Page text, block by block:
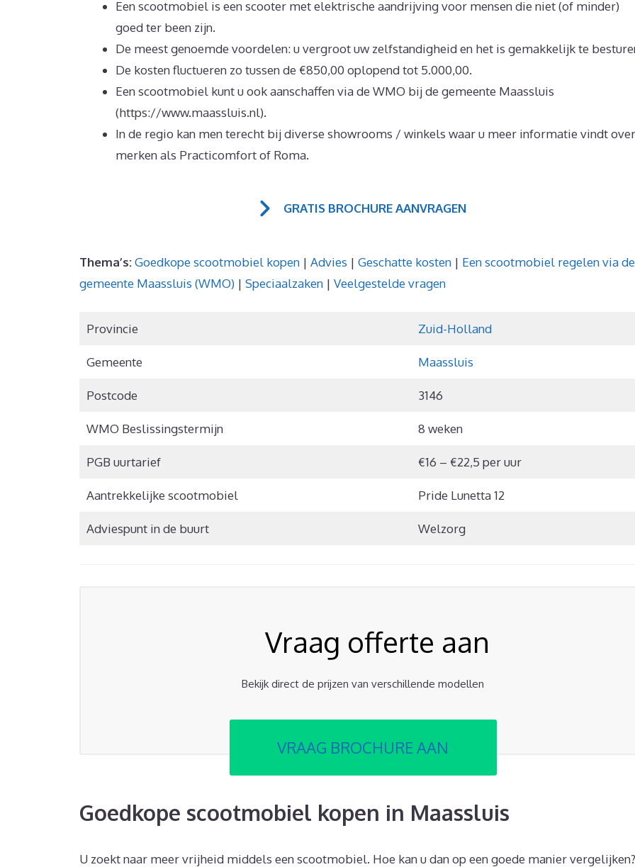
Een scootmobiel is een scooter met elektrische aandrijving voor mensen die niet (of minder)
goed ter been zijn.
De meest genoemde voordelen: u vergroot uw zelfstandigheid en het is gemakkelijk te
De kosten fluctueren zo tussen de €850,00 oplopend tot 5.000,00.
Een scootmobiel kunt u ook aanschaffen via de WMO bij de gemeente Maassluis
(https://www.maassluis.nl).
In de regio kan men terecht bij diverse showrooms / winkels waar u meer informatie vindt over
merken als Practicomfort of Roma.
GRATIS BROCHURE AANVRAGEN
Thema’s:Goedkope scootmobiel kopen | Advies | Geschatte kosten | Een scootmobiel regelen via de
gemeente Maassluis (WMO) | Speciaalzaken | Veelgestelde vragen
Provincie Zuid-Holland
Gemeente Maassluis
Postcode 3146
WMO Beslissingstermijn 8 weken
PGB uurtarief €16 – €22,5 per uur
Aantrekkelijke scootmobiel Pride Lunetta 12
Adviespunt in de buurt Welzorg
Vraag offerte aan
Bekijk direct de prijzen van verschillende modellen
VRAAG BROCHURE AAN
Goedkope scootmobiel kopen in Maassluis
U zoekt naar meer vrijheid middels een scootmobiel. Hoe kan u dan op een goede manier vergelijken?